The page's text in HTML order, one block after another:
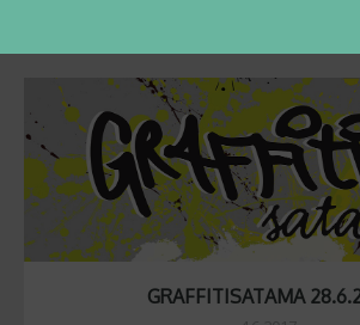
GRAFFITISATAMA